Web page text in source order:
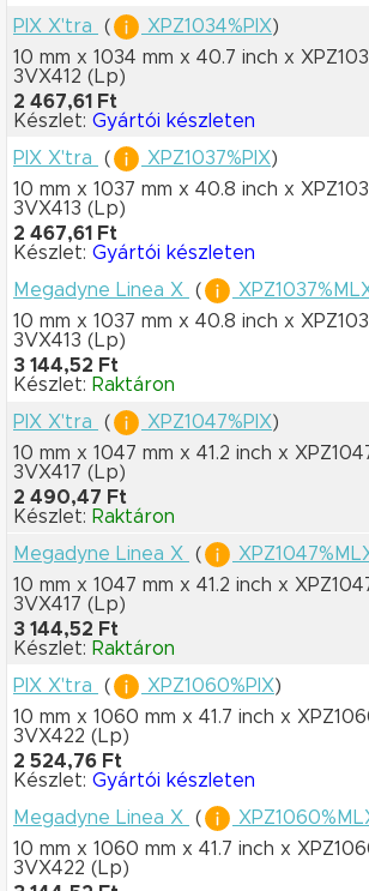
PIX X'tra
( XPZ1034%PIX)
10 mm x 1034 mm x 40.7 inch x
3VX412 (Lp)
2 467,61 Ft
Készlet: Gyártói készleten
PIX X'tra
( XPZ1037%PIX)
10 mm x 1037 mm x 40.8 inch x
3VX413 (Lp)
2 467,61 Ft
Készlet: Gyártói készleten
Megadyne Linea X
(
10 mm x 1037 mm x 40.8 inch x
3VX413 (Lp)
3 144,52 Ft
Készlet: Raktáron
PIX X'tra
( XPZ1047%PIX)
10 mm x 1047 mm x 41.2 inch x
3VX417 (Lp)
2 490,47 Ft
Készlet: Raktáron
Megadyne Linea X
(
10 mm x 1047 mm x 41.2 inch x
3VX417 (Lp)
3 144,52 Ft
Készlet: Raktáron
PIX X'tra
( XPZ1060%PIX)
10 mm x 1060 mm x 41.7 inch x
3VX422 (Lp)
2 524,76 Ft
Készlet: Gyártói készleten
Megadyne Linea X
(
10 mm x 1060 mm x 41.7 inch x
3VX422 (Lp)